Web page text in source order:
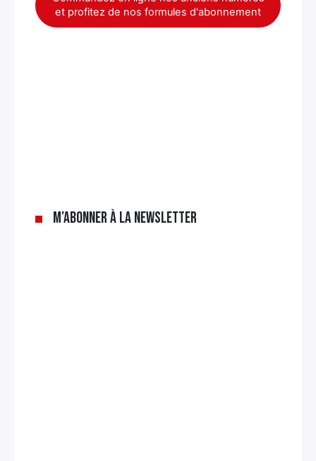
et profitez de nos formules d'abonnement
M’abonner à la newsletter